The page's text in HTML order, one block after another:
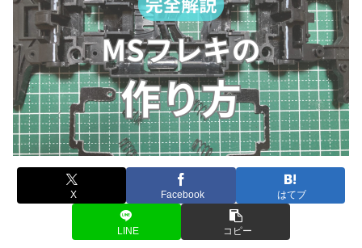
X Facebook はてブ
LINE コピー